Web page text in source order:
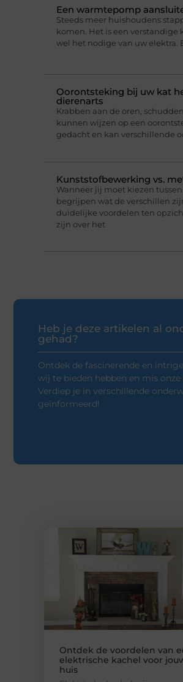
Een warmtepomp
Steeds meer huishoudens
komen. Het is een verstandige
wel het nodige van uw elektra.
Oorontsteking bij uw kat
dierenarts
Krabben aan de oren,
kunnen wijzen op een
gedacht en kan verschillende
Kunststofbewerking vs.
Wanneer jij moet kiezen
begrijpen wat de verschillen
duidelijke voordelen ten
zijn over het
Heb je deze artikelen al
gehad?
Ontdek de fascinerende en
wij te bieden hebben en mis
Verdiep je in verschillende
geïnformeerd!
Ontdek de voordelen van
elektrische kachel voor
huis